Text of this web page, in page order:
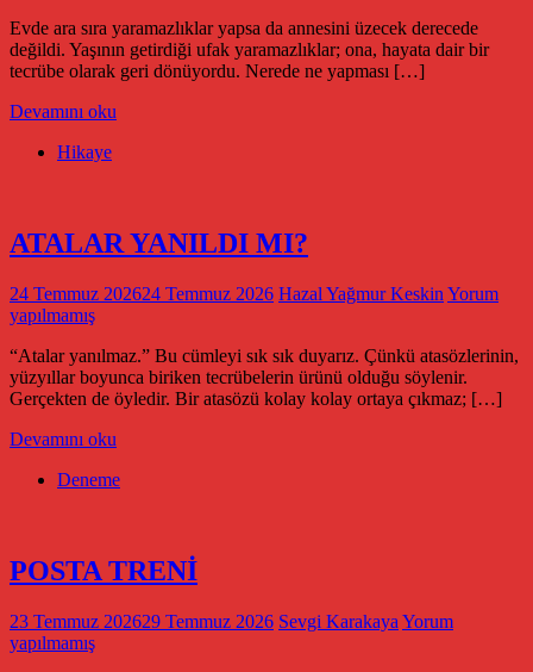
Evde ara sıra yaramazlıklar yapsa da annesini üzecek derecede
değildi. Yaşının getirdiği ufak yaramazlıklar; ona, hayata dair bir
tecrübe olarak geri dönüyordu. Nerede ne yapması […]
Devamını oku
Hikaye
ATALAR YANILDI MI?
24 Temmuz 202624 Temmuz 2026 Hazal Yağmur Keskin Yorum
yapılmamış
“Atalar yanılmaz.” Bu cümleyi sık sık duyarız. Çünkü atasözlerinin,
yüzyıllar boyunca biriken tecrübelerin ürünü olduğu söylenir.
Gerçekten de öyledir. Bir atasözü kolay kolay ortaya çıkmaz; […]
Devamını oku
Deneme
POSTA TRENİ
23 Temmuz 202629 Temmuz 2026 Sevgi Karakaya Yorum
yapılmamış